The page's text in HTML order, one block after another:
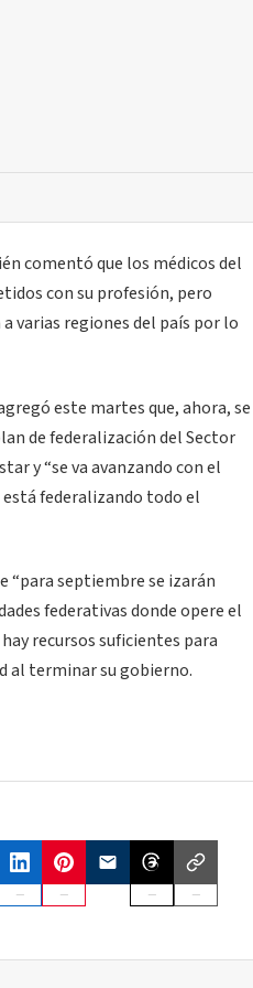
comentó que los médicos del
con su profesión, pero
varias regiones del país por lo
este martes que, ahora, se
de federalización del Sector
y “se va avanzando con el
federalizando todo el
“para septiembre se izarán
federativas donde opere el
recursos suficientes para
al terminar su gobierno.